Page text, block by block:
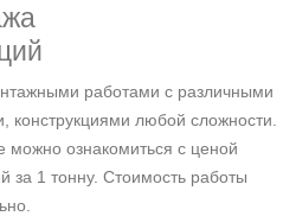
работами с различными
конструкциями любой сложности.
можно ознакомиться с ценой
за 1 тонну. Стоимость работы